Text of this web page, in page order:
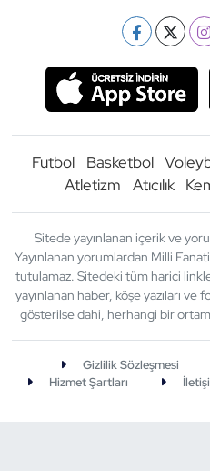
Futbol Basketbol
Atletizm
Atıcılık
Sitede yayınlanan içerik ve
Yayınlanan yorumlardan Milli
tutulamaz. Sitedeki tüm harici
yayınlanan haber, köşe yazıları ve
gösterilse dahi, herhangi bir
Gizlilik Sözleşmesi
Hizmet Şartları